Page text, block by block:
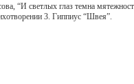
“И светлых глаз темна
3. Гиппиус “Швея”.